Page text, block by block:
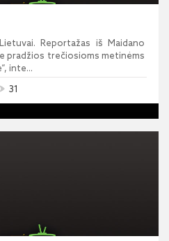
Reportažas iš Maidano
pradžios trečiosioms metinėms
inte...
31